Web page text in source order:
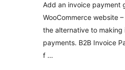
Add an invoice payment
WooCommerce website
the alternative to making
payments. B2B Invoice
f …